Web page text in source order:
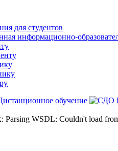
для студентов
информационно-
обучение
Parsing WSDL: Couldn't load